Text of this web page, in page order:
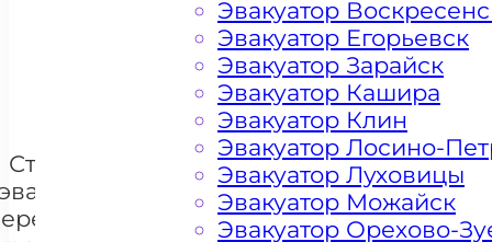
+ 100 РУБЛЕЙ ЗА КИЛОМЕТР
Стоимость
и
Эвакуатор
Эвакуатор Егорьевск
Эвакуатор Зарайск
Эвакуатор Кашира
Эвакуатор Клин
Эвакуатор Лосино-
Эвакуатор Луховицы
Эвакуатор Можайск
Эвакуатор Орехово-